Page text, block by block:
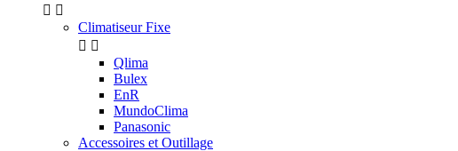
 
Climatiseur Fixe
 
Qlima
Bulex
EnR
MundoClima
Panasonic
Accessoires et Outillage